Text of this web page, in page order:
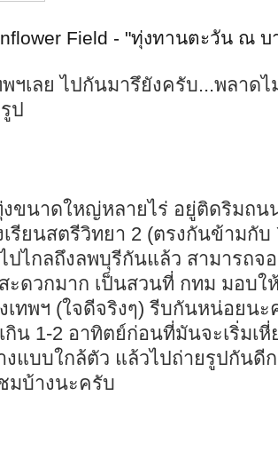
Field - "ทุ่งทานตะวัน ณ บ
พฯเลย ไปกันมารึยังครับ...พลาด
ป
งขนาดใหญ่หลายไร่ อยู่ติดริมถน
รียนสตรีวิทยา 2 (ตรงกันข้ามกับ
ปไกลถึงลพบุรีกันแล้ว สามารถจ
ะดวกมาก เป็นสวนที่ กทม มอบใ
ทพฯ (ใจดีจริงๆ) รีบกันหน่อยนะ
กิน 1-2 อาทิตย์ก่อนที่มันจะเริ่มเ
งแบบใกล้ตัว แล้วไปถ่ายรูปกันดี
มบ้างนะครับ